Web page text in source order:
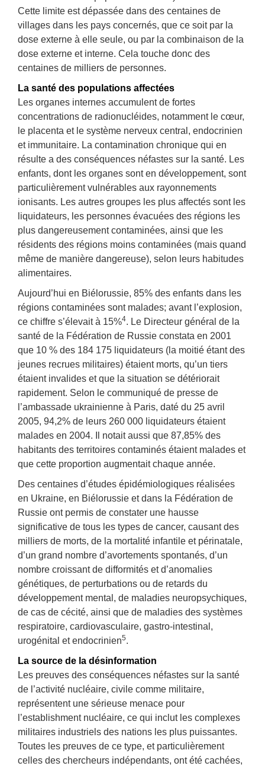
Cette limite est dépassée dans des centaines de
villages dans les pays concernés, que ce soit par la
dose externe à elle seule, ou par la combinaison de la
dose externe et interne. Cela touche donc des
centaines de milliers de personnes.
La santé des populations affectées
Les organes internes accumulent de fortes
concentrations de radionucléides, notamment le cœur,
le placenta et le système nerveux central, endocrinien
et immunitaire. La contamination chronique qui en
résulte a des conséquences néfastes sur la santé. Les
enfants, dont les organes sont en développement, sont
particulièrement vulnérables aux rayonnements
ionisants. Les autres groupes les plus affectés sont les
liquidateurs, les personnes évacuées des régions les
plus dangereusement contaminées, ainsi que les
résidents des régions moins contaminées (mais quand
même de manière dangereuse), selon leurs habitudes
alimentaires.
Aujourd’hui en Biélorussie, 85% des enfants dans les
régions contaminées sont malades; avant l’explosion,
ce chiffre s’élevait à 15%4. Le Directeur général de la
santé de la Fédération de Russie constata en 2001
que 10 % des 184 175 liquidateurs (la moitié étant des
jeunes recrues militaires) étaient morts, qu’un tiers
étaient invalides et que la situation se détériorait
rapidement. Selon le communiqué de presse de
l’ambassade ukrainienne à Paris, daté du 25 avril
2005, 94,2% de leurs 260 000 liquidateurs étaient
malades en 2004. Il notait aussi que 87,85% des
habitants des territoires contaminés étaient malades et
que cette proportion augmentait chaque année.
Des centaines d’études épidémiologiques réalisées
en Ukraine, en Biélorussie et dans la Fédération de
Russie ont permis de constater une hausse
significative de tous les types de cancer, causant des
milliers de morts, de la mortalité infantile et périnatale,
d’un grand nombre d’avortements spontanés, d’un
nombre croissant de difformités et d’anomalies
génétiques, de perturbations ou de retards du
développement mental, de maladies neuropsychiques,
de cas de cécité, ainsi que de maladies des systèmes
respiratoire, cardiovasculaire, gastro-intestinal,
urogénital et endocrinien5.
La source de la désinformation
Les preuves des conséquences néfastes sur la santé
de l’activité nucléaire, civile comme militaire,
représentent une sérieuse menace pour
l’establishment nucléaire, ce qui inclut les complexes
militaires industriels des nations les plus puissantes.
Toutes les preuves de ce type, et particulièrement
celles des chercheurs indépendants, ont été cachées,